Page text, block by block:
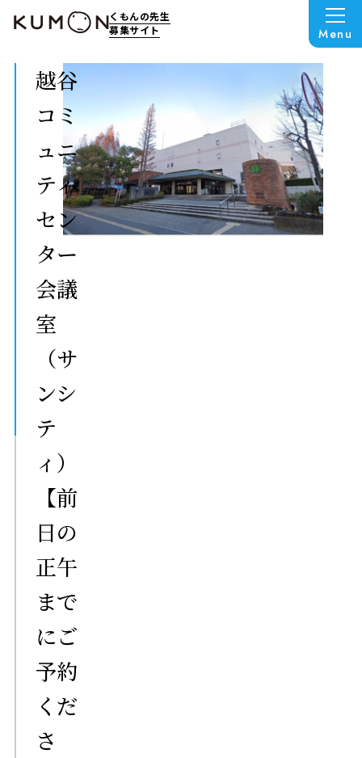
くもんの先生
募集サイト
Menu
越谷
コミ
ュニ
ティ
セン
ター
会議
室
（サ
ンシ
テ
ィ）
【前
日の
正午
まで
にご
予約
くだ
さ